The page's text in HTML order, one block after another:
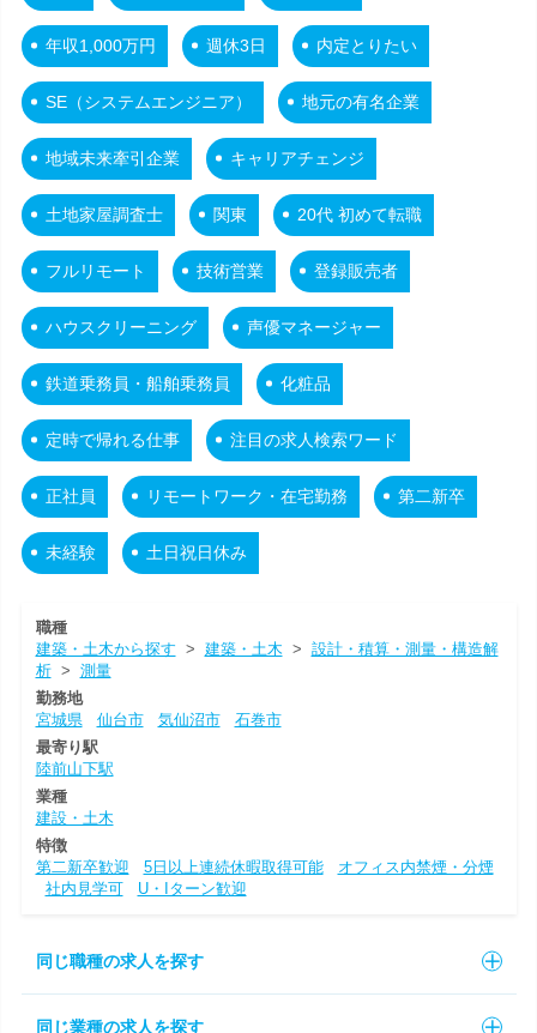
年収1,000万円 週休3日 内定とりたい
SE（システムエンジニア） 地元の有名企業
地域未来牽引企業 キャリアチェンジ
土地家屋調査士 関東 20代 初めて転職
フルリモート 技術営業 登録販売者
ハウスクリーニング 声優マネージャー
鉄道乗務員・船舶乗務員 化粧品
定時で帰れる仕事 注目の求人検索ワード
正社員 リモートワーク・在宅勤務 第二新卒
未経験 土日祝日休み
職種
建築・土木から探す > 建築・土木 > 設計・積算・測量・構造解
析> 測量
勤務地
宮城県
仙台市 気仙沼市
石巻市
最寄り駅
陸前山下駅
業種
建設・土木
特徴
第二新卒歓迎
5日以上連続休暇取得可能
オフィス内禁煙・分煙
社内見学可
U・Iターン歓迎
同じ職種の求人を探す
同じ業種の求人を探す